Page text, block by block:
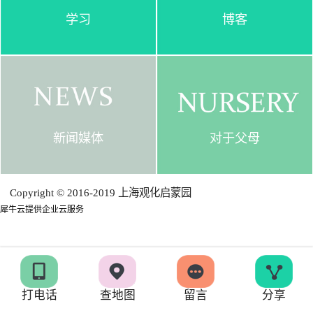
学习 博客
新闻媒体 对于父母
Copyright © 2016-2019 上海观化启蒙园
犀牛云提供企业云服务
打电话 查地图 留言 分享